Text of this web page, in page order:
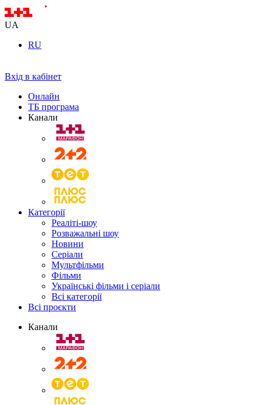
UA
RU
Вхід в кабінет
Онлайн
ТБ програма
Канали
Категорії
Реаліті-шоу
Розважальні шоу
Новини
Серіали
Мультфільми
Фільми
Українські фільми і серіали
Всі категорії
Всі проєкти
Канали